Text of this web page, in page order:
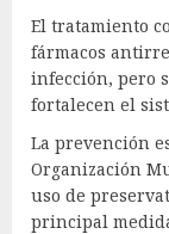
El tratamiento
fármacos
infección, pero
fortalecen el
La prevención
Organización
uso de
principal